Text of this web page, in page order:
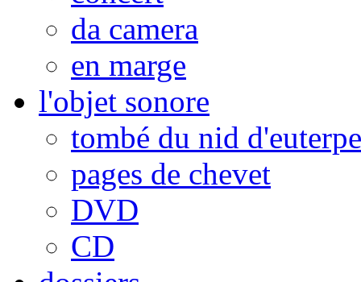
da camera
en marge
l'objet sonore
tombé du nid d'euterpe
pages de chevet
DVD
CD